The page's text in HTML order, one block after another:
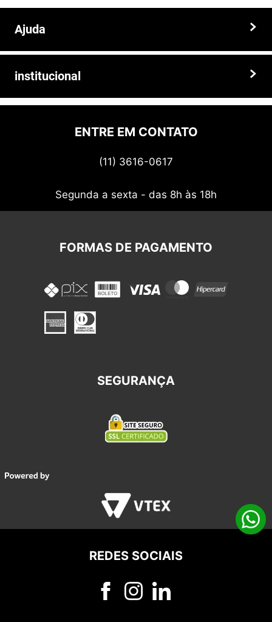
personalizado, com equipe de profissionais altamente capacitados
Somos a solução ideal para quem busca peças e acessórios agrícolas
Ajuda
Prazos e entregas
institucional
Quem somos
Politica de privacidadeENTRE EM CONTATO
(11) 3616-0617
Segunda a sexta - das 8h às 18h
FORMAS DE PAGAMENTO
SEGURANÇA
REDES SOCIAIS